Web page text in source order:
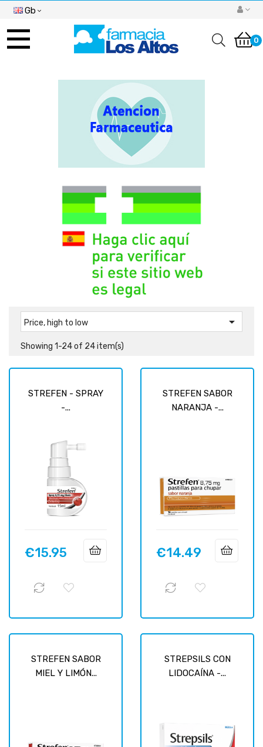
Gb
Toggle
navigation 0
Price, high to low 
Showing 1-24 of 24 item(s)
STREFEN - SPRAY
-...
Price
€15.95
STREFEN SABOR
NARANJA -...
Price
€14.49
STREFEN SABOR
MIEL Y LIMÓN...
STREPSILS CON
LIDOCAÍNA -...